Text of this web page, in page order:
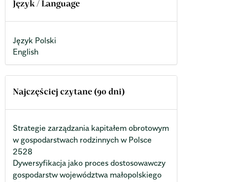
Język / Language
Język Polski
English
Najczęściej czytane (90 dni)
Strategie zarządzania kapitałem obrotowym
w gospodarstwach rodzinnych w Polsce
2528
Dywersyfikacja jako proces dostosowawczy
gospodarstw województwa małopolskiego